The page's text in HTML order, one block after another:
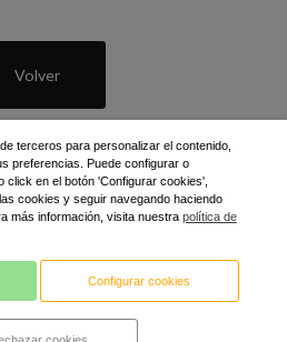
Volver
Franqueses del Vallès
93 103 39 90
terceros para personalizar el contenido,
preferencias. Puede configurar o
en el botón 'Configurar cookies',
cookies y seguir navegando haciendo
más información, visita nuestra política de
Configurar cookies